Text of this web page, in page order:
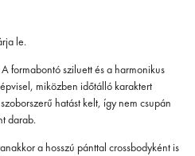
le.
formabontó sziluett és a harmonikus
miközben időtálló karaktert
hatást kelt, így nem csupán
darab.
a hosszú pánttal crossbodyként is